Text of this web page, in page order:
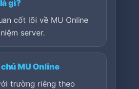
gì?
cốt lõi về MU Online
server.
MU Online
trường riêng theo